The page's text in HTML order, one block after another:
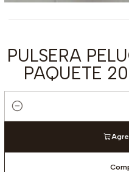
PULSERA
PAQUETE
Cantidad